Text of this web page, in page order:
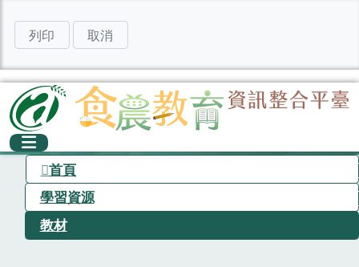
列印 取消
首頁
學習資源
教材